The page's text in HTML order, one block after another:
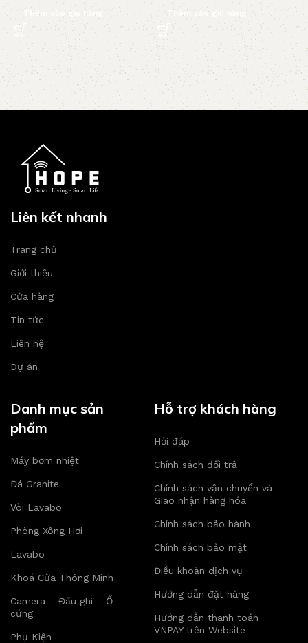
Thêm vào giỏ hàng Thêm vào giỏ hàng
Liên kết nhanh
Trang chủ
Giới thiệu
Cửa hàng
Tin tức
Liên hệ
Dự án
Danh mục sản
phẩm
Máy bơm nhiệt
Đá Granite
Vòi Lavabo
Phòng Xông Hơi
Lavabo
Khoá Cửa Thông Minh
Camera – Đầu ghi – Ổ
cứng
Phụ Kiện
Hỗ trợ khách hàng
Hỏi đáp
Chính sách đổi trả
Chính sách vận chuyển và
Giao nhận hàng hóa
Chính sách bảo hành
Chính sách bảo mật
Điều khoản dịch vụ
Hướng dẫn đặt hàng
Hướng dẫn thanh toán
VNPAY trên Website